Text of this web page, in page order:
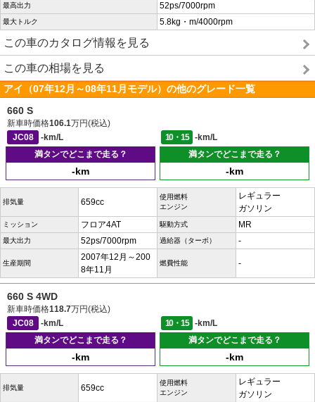
最高出力 52ps/7000rpm
最大トルク 5.8kg・m/4000rpm
この車のカタログ情報を見る
この車の相場を見る
アイ（07年12月～08年11月モデル）の他のグレード一覧
660 S
新車時価格106.1万円(税込)
JC08
-km/L 10・15
-km/L
満タンでどこまで走る？
-km
満タンでどこまで走る？
-km
排気量 659cc
使用燃料
エンジン
レギュラー
ガソリン
ミッション フロア4AT 駆動方式 MR
最大出力 52ps/7000rpm 過給器（ターボ） -
生産期間
2007年12月～200
8年11月
燃費性能 -
660 S 4WD
新車時価格118.7万円(税込)
JC08
-km/L 10・15
-km/L
満タンでどこまで走る？
-km
満タンでどこまで走る？
-km
排気量 659cc
使用燃料
エンジン
レギュラー
ガソリン